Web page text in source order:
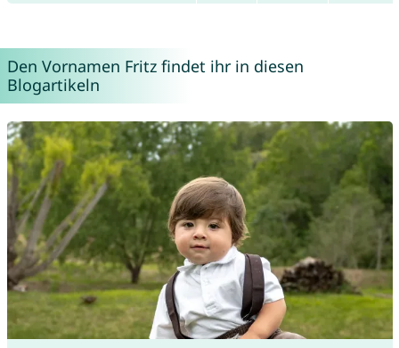
Den Vornamen Fritz findet ihr in diesen
Blogartikeln